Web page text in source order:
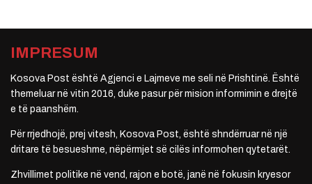
IMPRESUM
Kosova Post është Agjenci e Lajmeve me seli në Prishtinë. Është
themeluar në vitin 2016, duke pasur për mision informimin e drejtë
e të paanshëm.
Për rrjedhojë, prej vitesh, Kosova Post, është shndërruar në një
dritare të besueshme, nëpërmjet së cilës informohen qytetarët.
Zhvillimet politike në vend, rajon e botë, janë në fokusin kryesor